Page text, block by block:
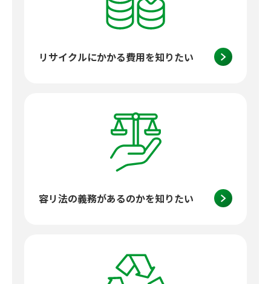
リサイクルにかかる費用を知りたい
容リ法の義務があるのかを知りたい